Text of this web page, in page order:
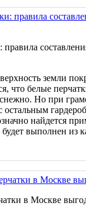
правила
земли
что белые
Но при
остальным
найдется
выполнен из
в Москве